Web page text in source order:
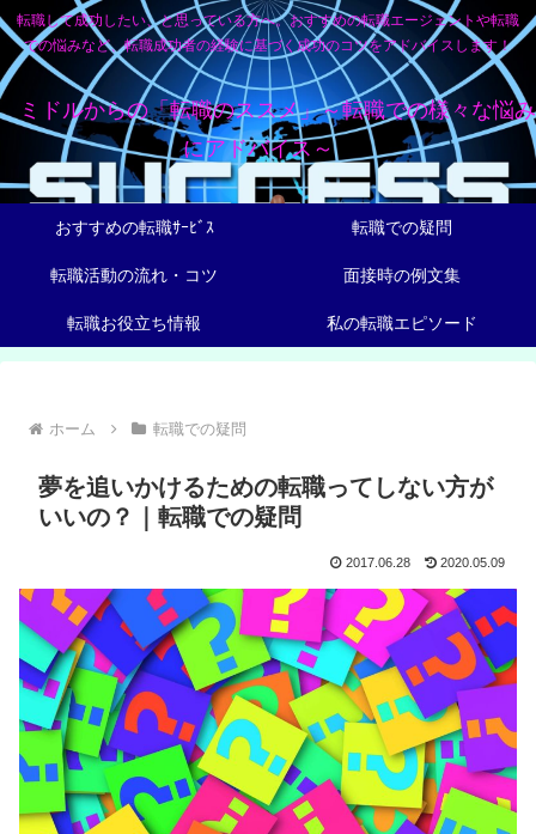
転職して成功したい、と思っている方へ。おすすめの転職エージェントや転職
での悩みなど、転職成功者の経験に基づく成功のコツをアドバイスします！
ミドルからの「転職のススメ」～転職での様々な悩み
にアドバイス～
おすすめの転職ｻｰﾋﾞｽ 転職での疑問
転職活動の流れ・コツ 面接時の例文集
転職お役立ち情報 私の転職エピソード
ホーム 転職での疑問
夢を追いかけるための転職ってしない方が
いいの？｜転職での疑問
2017.06.28 2020.05.09